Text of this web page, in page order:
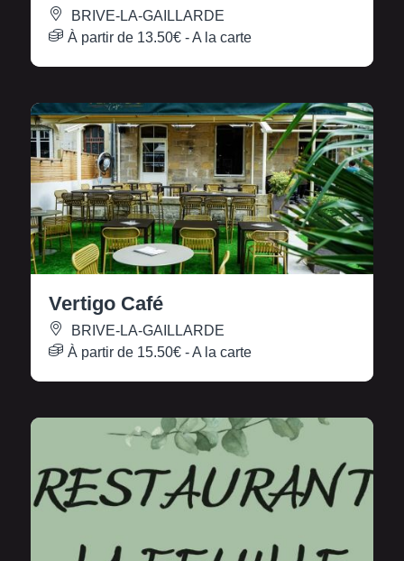
BRIVE-LA-GAILLARDE
À partir de 13.50€ - A la carte
Vertigo Café
BRIVE-LA-GAILLARDE
À partir de 15.50€ - A la carte